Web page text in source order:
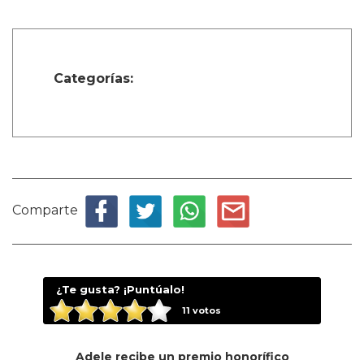
Categorías:
Comparte
¿Te gusta? ¡Puntúalo!
11 votos
Adele recibe un premio honorífico